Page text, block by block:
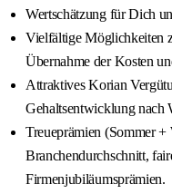
Wertschätzung für Dich
Vielfältige Möglichkeiten
Übernahme der Kosten
Attraktives Korian
Gehaltsentwicklung nach
Treueprämien (Sommer
Branchendurchschnitt,
Firmenjubiläumsprämien.